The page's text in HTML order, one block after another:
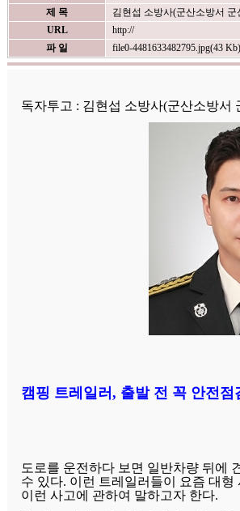
제 목
김현섭 소방사(군산소방서 군
URL
http://
파 일
file0-4481633482795.jpg(43 Kb)
독자투고 : 김현섭 소방사(군산소방서
캠핑 트레일러, 출발 전 꼭 안전점
도로를 운전하다 보면 일반차량 뒤에
수 있다. 이런 트레일러들이 요즘 대
이런 사고에 관하여 말하고자 한다.